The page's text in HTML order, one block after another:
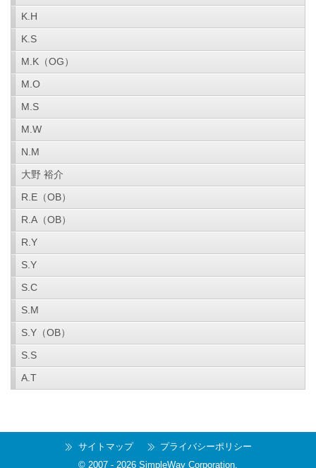
K.H
K.S
M.K（OG）
M.O
M.S
M.W
N.M
大野 裕介
R.E（OB）
R.A（OB）
R.Y
S.Y
S.C
S.M
S.Y（OB）
S.S
A.T
サイトマップ
プライバシーポリシー
© 2007 - 2026 SimpleWay Corporation.